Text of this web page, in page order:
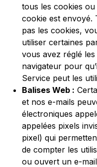
tous les cookies
cookie est envoyé.
pas les cookies,
utiliser certaines
vous avez réglé
navigateur pour
Service peut les
Balises Web :
et nos e-mails
électroniques
appelées pixels
pixel) qui
de compter les
ou ouvert un e-mail